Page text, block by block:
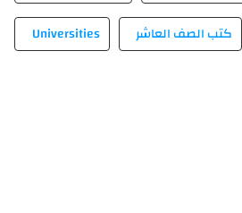
كتب الصف العاشر Universities